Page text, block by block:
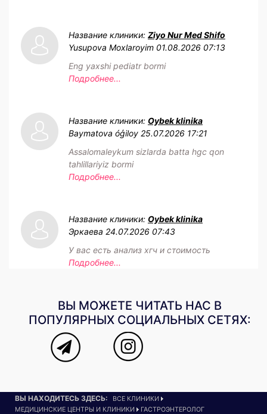
Название клиники: Ziyo Nur Med Shifo
Yusupova Moxlaroyim 01.08.2026 07:13
Eng yaxshi pediatr bormi
Подробнее...
Название клиники: Oybek klinika
Baymatova óģiloy 25.07.2026 17:21
Assalomaleykum sizlarda batta hgc qon
tahlillariyiz bormi
Подробнее...
Название клиники: Oybek klinika
Эркаева 24.07.2026 07:43
У вас есть анализ хгч и стоимость
Подробнее...
ВЫ МОЖЕТЕ ЧИТАТЬ НАС В
ПОПУЛЯРНЫХ СОЦИАЛЬНЫХ СЕТЯХ:
ВЫ НАХОДИТЕСЬ ЗДЕСЬ:
ВСЕ КЛИНИКИ
МЕДИЦИНСКИЕ ЦЕНТРЫ И КЛИНИКИ
ГАСТРОЭНТЕРОЛОГ